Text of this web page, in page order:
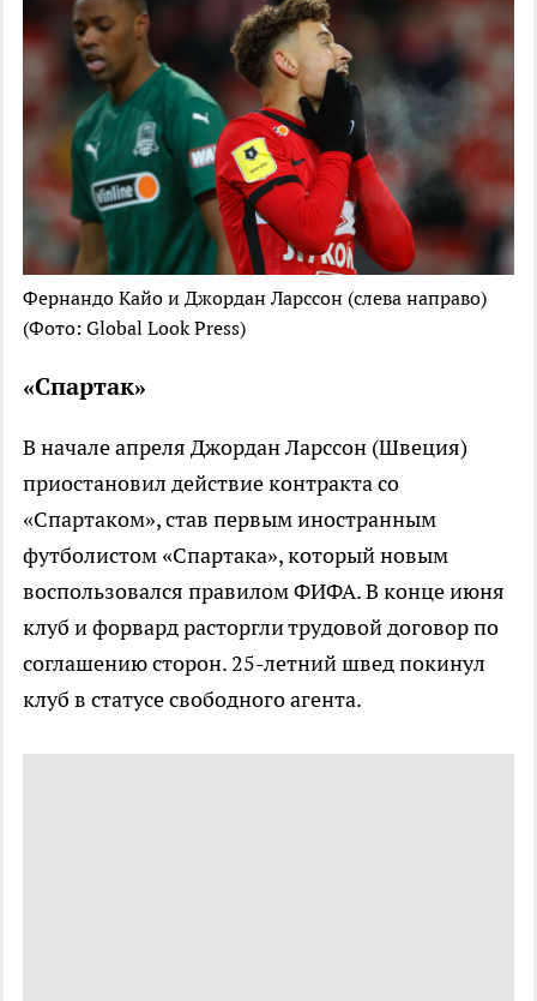
Фернандо Кайо и Джордан Ларссон (слева направо)
(Фото: Global Look Press)
«Спартак»
В начале апреля Джордан Ларссон (Швеция)
приостановил действие контракта со
«Спартаком», став первым иностранным
футболистом «Спартака», который новым
воспользовался правилом ФИФА. В конце июня
клуб и форвард расторгли трудовой договор по
соглашению сторон. 25-летний швед покинул
клуб в статусе свободного агента.